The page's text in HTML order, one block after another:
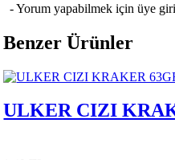
- Yorum yapabilmek için üye
Benzer Ürünler
ULKER CIZI